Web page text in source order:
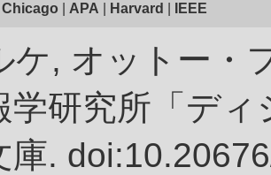
Chicago APA Harvard IEEE
ケ, オットー・
学研究所「デ
庫.